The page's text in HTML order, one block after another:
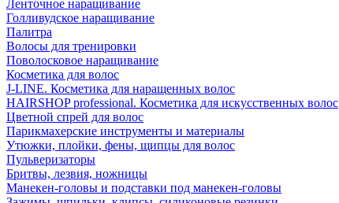
Ленточное наращивание
Голливудское наращивание
Палитра
Волосы для тренировки
Поволосковое наращивание
Косметика для волос
J-LINE. Косметика для наращенных волос
HAIRSHOP professional. Косметика для искусственных волос
Цветной спрей для волос
Парикмахерские инструменты и материалы
Утюжки, плойки, фены, щипцы для волос
Пульверизаторы
Бритвы, лезвия, ножницы
Манекен-головы и подставки под манекен-головы